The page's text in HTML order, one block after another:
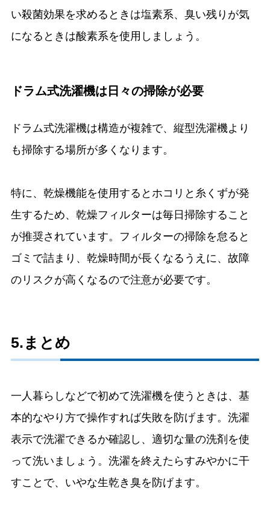
い殺菌効果を求めるときは塩素系、臭い残りが気
になるときは酸素系を使用しましょう。
ドラム式洗濯機は日々の掃除が必要
ドラム式洗濯機は構造が複雑で、縦型洗濯機より
も掃除する場所が多くなります。
特に、乾燥機能を使用するとホコリと糸くずが発
生するため、乾燥フィルターは毎日掃除すること
が推奨されています。フィルターの掃除を怠ると
ゴミで詰まり、乾燥時間が長くなるうえに、故障
のリスクが高くなるので注意が必要です。
5.まとめ
一人暮らしなどで初めて洗濯機を使うときは、基
本的なやり方で操作すれば失敗を防げます。洗濯
表示で洗濯できるか確認し、適切な量の洗剤を使
って洗いましょう。洗濯を終えたらすみやかに干
すことで、いやな生乾き臭を防げます。